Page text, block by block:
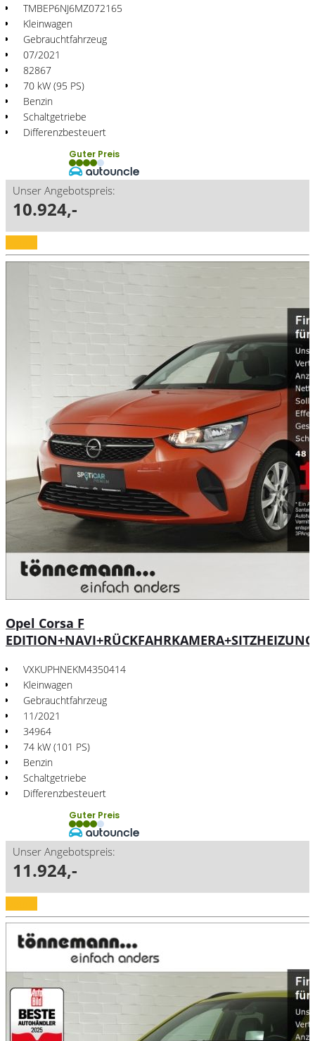
TMBEP6NJ6MZ072165
Kleinwagen
Gebrauchtfahrzeug
07/2021
82867
70 kW (95 PS)
Benzin
Schaltgetriebe
Differenzbesteuert
Guter Preis
Unser Angebotspreis:
10.924,-
Opel Corsa F
VXKUPHNEKM4350414
Kleinwagen
Gebrauchtfahrzeug
11/2021
34964
74 kW (101 PS)
Benzin
Schaltgetriebe
Differenzbesteuert
Guter Preis
Unser Angebotspreis:
11.924,-